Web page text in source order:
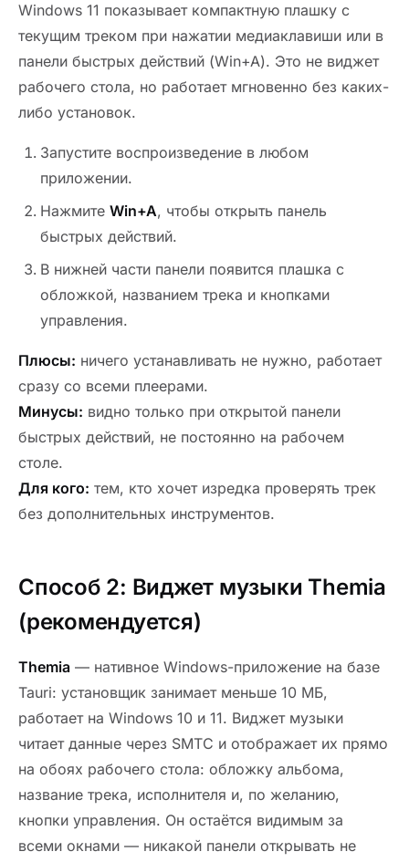
Windows 11 показывает компактную плашку с
текущим треком при нажатии медиаклавиши или в
панели быстрых действий (Win+A). Это не виджет
рабочего стола, но работает мгновенно без каких-
либо установок.
Запустите воспроизведение в любом
приложении.
Нажмите Win+A, чтобы открыть панель
быстрых действий.
В нижней части панели появится плашка с
обложкой, названием трека и кнопками
управления.
Плюсы: ничего устанавливать не нужно, работает
сразу со всеми плеерами.
Минусы: видно только при открытой панели
быстрых действий, не постоянно на рабочем
столе.
Для кого: тем, кто хочет изредка проверять трек
без дополнительных инструментов.
Способ 2: Виджет музыки Themia
(рекомендуется)
Themia — нативное Windows-приложение на базе
Tauri: установщик занимает меньше 10 МБ,
работает на Windows 10 и 11. Виджет музыки
читает данные через SMTC и отображает их прямо
на обоях рабочего стола: обложку альбома,
название трека, исполнителя и, по желанию,
кнопки управления. Он остаётся видимым за
всеми окнами — никакой панели открывать не